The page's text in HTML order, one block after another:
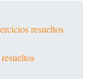
resueltos